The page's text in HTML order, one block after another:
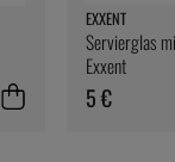
EXXENT
Servierglas
Exxent
5 €